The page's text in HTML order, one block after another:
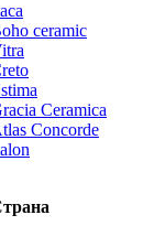
ceramic
Ceramica
Concorde